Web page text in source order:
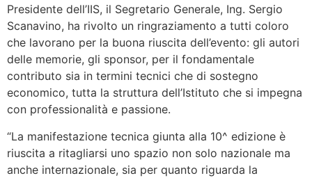
Presidente dell’IIS, il Segretario Generale, Ing. Sergio
Scanavino, ha rivolto un ringraziamento a tutti coloro
che lavorano per la buona riuscita dell’evento: gli autori
delle memorie, gli sponsor, per il fondamentale
contributo sia in termini tecnici che di sostegno
economico, tutta la struttura dell’Istituto che si impegna
con professionalità e passione.
“La manifestazione tecnica giunta alla 10^ edizione è
riuscita a ritagliarsi uno spazio non solo nazionale ma
anche internazionale, sia per quanto riguarda la